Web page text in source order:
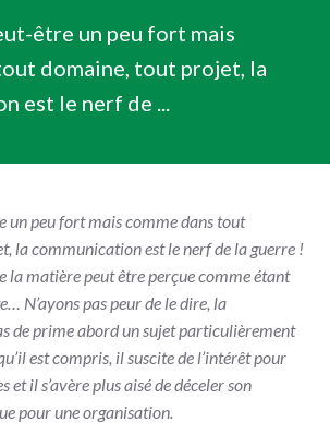
être un peu fort mais
domaine, tout projet, la
est le nerf de ...
un peu fort mais comme dans tout
la communication est le nerf de la guerre !
la matière peut être perçue comme étant
N’ayons pas peur de le dire, la
de prime abord un sujet particulièrement
est compris, il suscite de l’intérêt pour
et il s’avère plus aisé de déceler son
pour une organisation.